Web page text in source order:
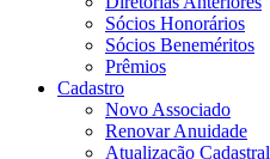
Sócios Honorários
Sócios Beneméritos
Prêmios
Cadastro
Novo Associado
Renovar Anuidade
Atualização Cadastral